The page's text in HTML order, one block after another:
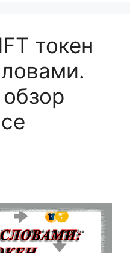
токен